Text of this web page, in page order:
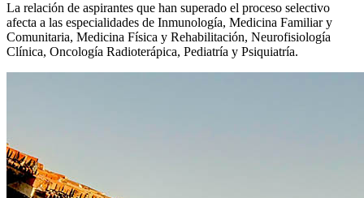
La relación de aspirantes que han superado el proceso selectivo
afecta a las especialidades de Inmunología, Medicina Familiar y
Comunitaria, Medicina Física y Rehabilitación, Neurofisiología
Clínica, Oncología Radioterápica, Pediatría y Psiquiatría.